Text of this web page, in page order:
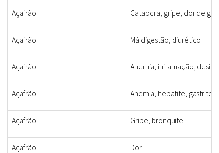
Açafrão Catapora, gripe, dor de
Açafrão Má digestão, diurético
Açafrão Anemia, inflamação,
Açafrão Anemia, hepatite, gastrite
Açafrão Gripe, bronquite
Açafrão Dor